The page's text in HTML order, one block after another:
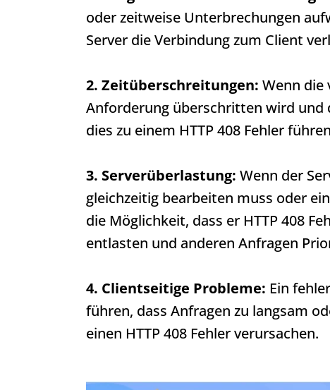
oder zeitweise Unterbrechungen
Server die Verbindung zum Client
2. Zeitüberschreitungen: Wenn die
Anforderung überschritten wird
dies zu einem HTTP 408 Fehler
3. Serverüberlastung: Wenn der
gleichzeitig bearbeiten muss oder
die Möglichkeit, dass er HTTP 408
entlasten und anderen Anfragen
4. Clientseitige Probleme: Ein
führen, dass Anfragen zu langsam
einen HTTP 408 Fehler verursachen.